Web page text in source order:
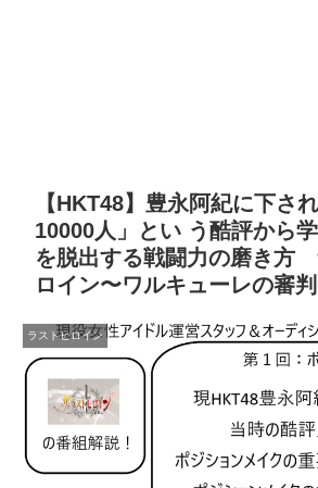
【HKT48】豊永阿紀に下さ
10000人」とい う酷評から
を脱出する戦闘力の磨き方
ロイン〜ワルキューレの審
ラストヒロイン